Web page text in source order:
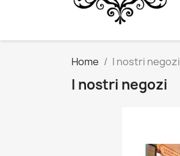
Home I nostri negozi
I nostri negozi